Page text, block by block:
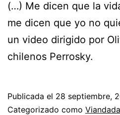
(…) Me dicen que la
me dicen que yo no
un video dirigido por
chilenos Perrosky.
Publicada el 28 septiembre,
Categorizado como